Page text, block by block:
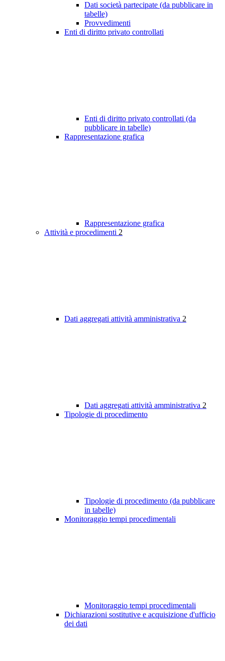
Dati società partecipate (da pubblicare in
tabelle)
Provvedimenti
Enti di diritto privato controllati
Enti di diritto privato controllati (da
pubblicare in tabelle)
Rappresentazione grafica
Rappresentazione grafica
Attività e procedimenti 2
Dati aggregati attività amministrativa 2
Dati aggregati attività amministrativa 2
Tipologie di procedimento
Tipologie di procedimento (da pubblicare
in tabelle)
Monitoraggio tempi procedimentali
Monitoraggio tempi procedimentali
Dichiarazioni sostitutive e acquisizione d'ufficio
dei dati